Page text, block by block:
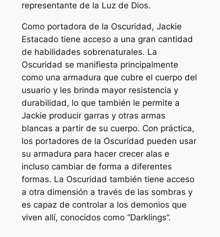
representante de la Luz de Dios.
Como portadora de la Oscuridad, Jackie
Estacado tiene acceso a una gran cantidad
de habilidades sobrenaturales. La
Oscuridad se manifiesta principalmente
como una armadura que cubre el cuerpo del
usuario y les brinda mayor resistencia y
durabilidad, lo que también le permite a
Jackie producir garras y otras armas
blancas a partir de su cuerpo. Con práctica,
los portadores de la Oscuridad pueden usar
su armadura para hacer crecer alas e
incluso cambiar de forma a diferentes
formas. La Oscuridad también tiene acceso
a otra dimensión a través de las sombras y
es capaz de controlar a los demonios que
viven allí, conocidos como “Darklings”.